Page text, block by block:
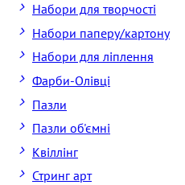
Набори для творчості
Набори паперу/картону
Набори для ліплення
Фарби-Олівці
Пазли
Пазли об'ємні
Квіллінг
Стринг арт